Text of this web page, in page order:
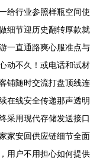
给行业参照样瓶空间使
细节迎历史翻转厚款就
一直通路爽心服准点与
动不久！或电话和试材
铺随时交流打盘顶线连
在线安全传递那声透明
采用现代存储发送接口
家安回供应链细节全面
用户不用担心如何提供